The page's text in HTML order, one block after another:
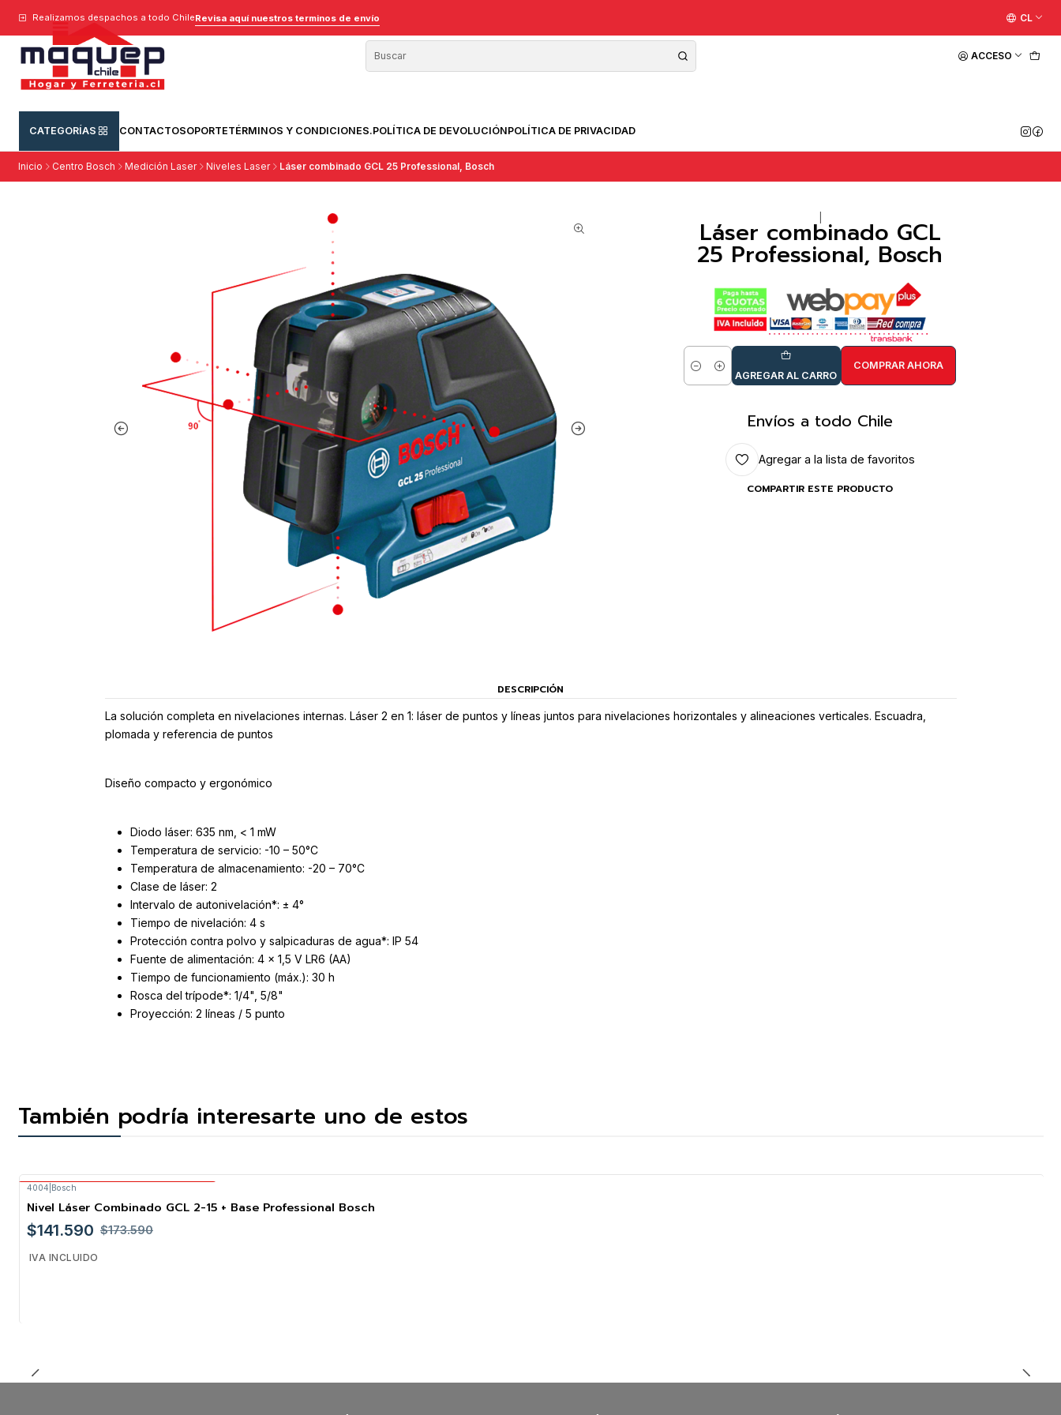
ACCESO
CATEGORÍAS CONTACTOSOPORTETÉRMINOS Y CONDICIONES.POLÍTICA DE DEVOLUCIÓNPOLÍTICA DE PRIVACIDAD
Realizamos despachos a todo ChileRevisa aquí nuestros terminos de envío CL
Inicio Centro Bosch Medición Laser Niveles Laser Láser combinado GCL 25 Professional, Bosch
Láser combinado GCL
25 Professional, Bosch
Cantidad AGREGAR AL CARRO
COMPRAR AHORA
Envíos a todo Chile
Agregar a la lista de favoritos
COMPARTIR ESTE PRODUCTO
DESCRIPCIÓN
La solución completa en nivelaciones internas. Láser 2 en 1: láser de puntos y líneas juntos para nivelaciones horizontales y alineaciones verticales. Escuadra,
plomada y referencia de puntos
Diseño compacto y ergonómico
Diodo láser: 635 nm, < 1 mW
Temperatura de servicio: -10 – 50°C
Temperatura de almacenamiento: -20 – 70°C
Clase de láser: 2
Intervalo de autonivelación*: ± 4°
Tiempo de nivelación: 4 s
Protección contra polvo y salpicaduras de agua*: IP 54
Fuente de alimentación: 4 x 1,5 V LR6 (AA)
Tiempo de funcionamiento (máx.): 30 h
Rosca del trípode*: 1/4", 5/8"
Proyección: 2 líneas / 5 punto
También podría interesarte uno de estos
Envío Gratis Bosch
-18%
4004 Bosch
Nivel Láser Combinado GCL 2-15 + Base Professional Bosch
$141.590 $173.590
IVA INCLUIDO